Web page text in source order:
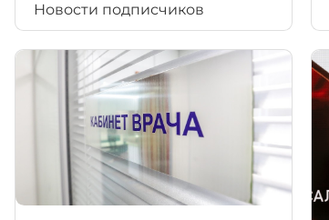
Новости подписчиков